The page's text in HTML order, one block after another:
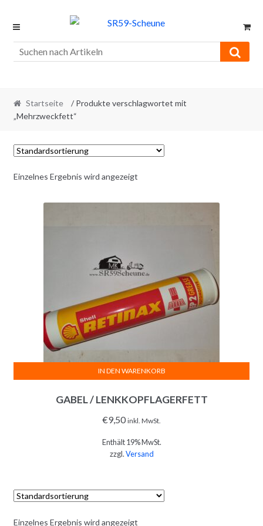
Skip
navigation
Skip
content
Startseite
/ Produkte verschlagwortet mit
„Mehrzweckfett“
Einzelnes Ergebnis wird angezeigt
GABEL / LENKKOPFLAGERFETT
€9,50 inkl. MwSt.
Enthält 19% MwSt.
zzgl.Versand
IN DEN WARENKORB
Einzelnes Ergebnis wird angezeigt